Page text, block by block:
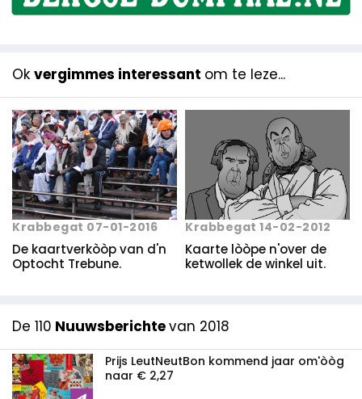
Ok vergimmes interessant om te leze...
Krabbegat 07-01-2016
De kaartverkòòp van d'n
Optocht Trebune.
Krabbegat 14-02-2012
Kaarte lòòpe n'over de
ketwollek de winkel uit.
De 110 Nuuwsberichtevan 2018
Prijs LeutNeutBon kommend jaar om'òòg
naar € 2,27